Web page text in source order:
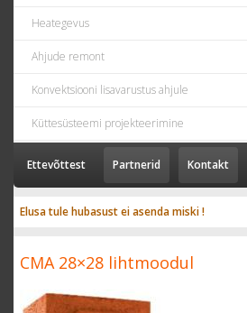
Heategevus
Ahjude remont
Konvektsiooni lisavarustus ahjule
Küttesüsteemi projekteerimine
Ettevõttest Partnerid Kontakt
Elusa tule hubasust ei asenda miski !
CMA 28×28 lihtmoodul